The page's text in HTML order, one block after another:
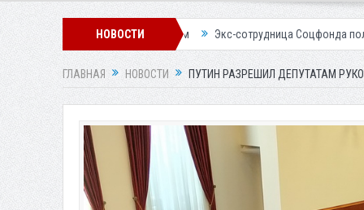
НОВОСТИ
покупателям Экс-сотрудница Соцфонда получила срок за
ГЛАВНАЯ НОВОСТИ ПУТИН РАЗРЕШИЛ ДЕПУТАТАМ